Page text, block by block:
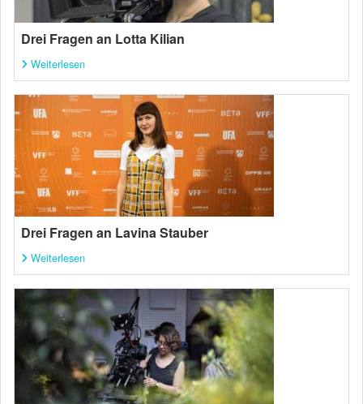
Drei Fragen an Lotta Kilian
Weiterlesen
Drei Fragen an Lavina Stauber
Weiterlesen